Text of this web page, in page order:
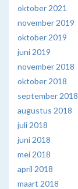
oktober 2021
november 2019
oktober 2019
juni 2019
november 2018
oktober 2018
september 2018
augustus 2018
juli 2018
juni 2018
mei 2018
april 2018
maart 2018